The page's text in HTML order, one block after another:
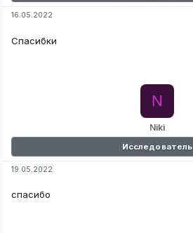
16.05.2022
Спасибки
Niki
N
Исследователь
19.05.2022
спасибо